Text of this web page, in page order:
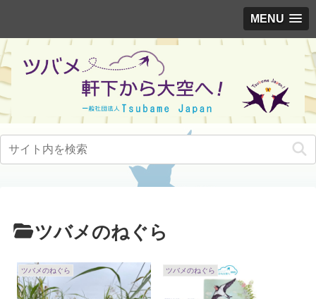
MENU
ツバメのねぐら
ツバメのねぐら ツバメのねぐら